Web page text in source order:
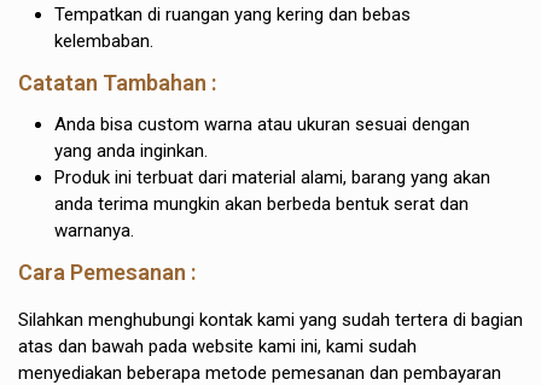
Tempatkan di ruangan yang kering dan bebas
kelembaban.
Catatan Tambahan :
Anda bisa custom warna atau ukuran sesuai dengan
yang anda inginkan.
Produk ini terbuat dari material alami, barang yang akan
anda terima mungkin akan berbeda bentuk serat dan
warnanya.
Cara Pemesanan :
Silahkan menghubungi kontak kami yang sudah tertera di bagian
atas dan bawah pada website kami ini, kami sudah
menyediakan beberapa metode pemesanan dan pembayaran